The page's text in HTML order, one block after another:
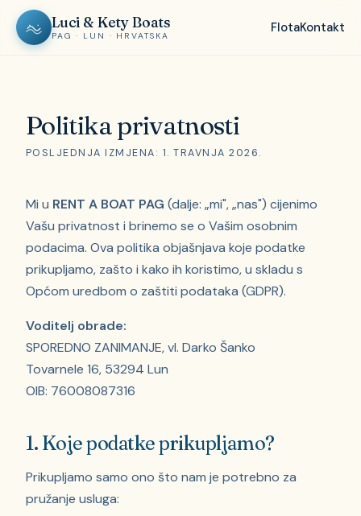
Luci & Kety Boats
PAG · LUN · HRVATSKA
FlotaKontakt
Politika privatnosti
POSLJEDNJA IZMJENA: 1. TRAVNJA 2026.
Mi u RENT A BOAT PAG (dalje: „mi", „nas") cijenimo
Vašu privatnost i brinemo se o Vašim osobnim
podacima. Ova politika objašnjava koje podatke
prikupljamo, zašto i kako ih koristimo, u skladu s
Općom uredbom o zaštiti podataka (GDPR).
Voditelj obrade:
SPOREDNO ZANIMANJE, vl. Darko Šanko
Tovarnele 16, 53294 Lun
OIB: 76008087316
1. Koje podatke prikupljamo?
Prikupljamo samo ono što nam je potrebno za
pružanje usluga: